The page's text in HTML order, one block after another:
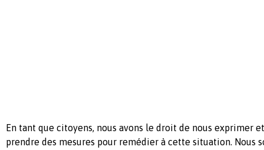
En tant que citoyens, nous avons le droit de nous exprimer
prendre des mesures pour remédier à cette situation. Nous